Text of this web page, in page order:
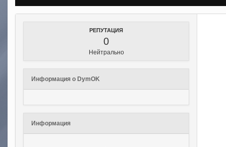
РЕПУТАЦИЯ
0
Нейтрально
Информация о DymOK
Информация